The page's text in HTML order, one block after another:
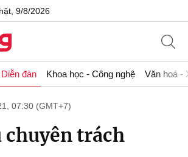
9/8/2026
Diễn đàn Khoa học - Công nghệ Văn hoá -
07:30 (GMT+7)
chuyên trách